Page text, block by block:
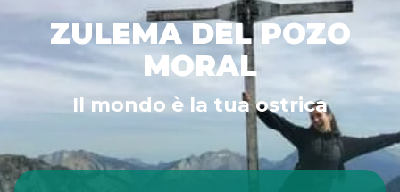
ZULEMA DEL POZO
MORAL
Il mondo è la tua ostrica